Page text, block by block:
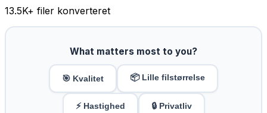
13.5K+ filer konverteret
What matters most to you?
🎯 Kvalitet 📦 Lille filstørrelse
⚡ Hastighed 🔒 Privatliv